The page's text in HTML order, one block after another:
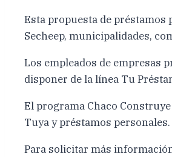
Esta propuesta de préstamos
Secheep, municipalidades,
Los empleados de empresas
disponer de la línea Tu
El programa Chaco
Tuya y préstamos personales.
Para solicitar más